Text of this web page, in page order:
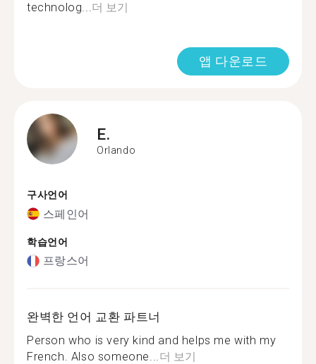
technolog...더 보기
앱 다운로드
E.
Orlando
구사언어
스페인어
학습언어
프랑스어
완벽한 언어 교환 파트너
Person who is very kind and helps me with my
French. Also someone...더 보기